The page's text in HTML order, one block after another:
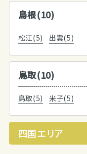
島根(10)
松江(5) 出雲(5)
鳥取(10)
鳥取(5) 米子(5)
四国エリア